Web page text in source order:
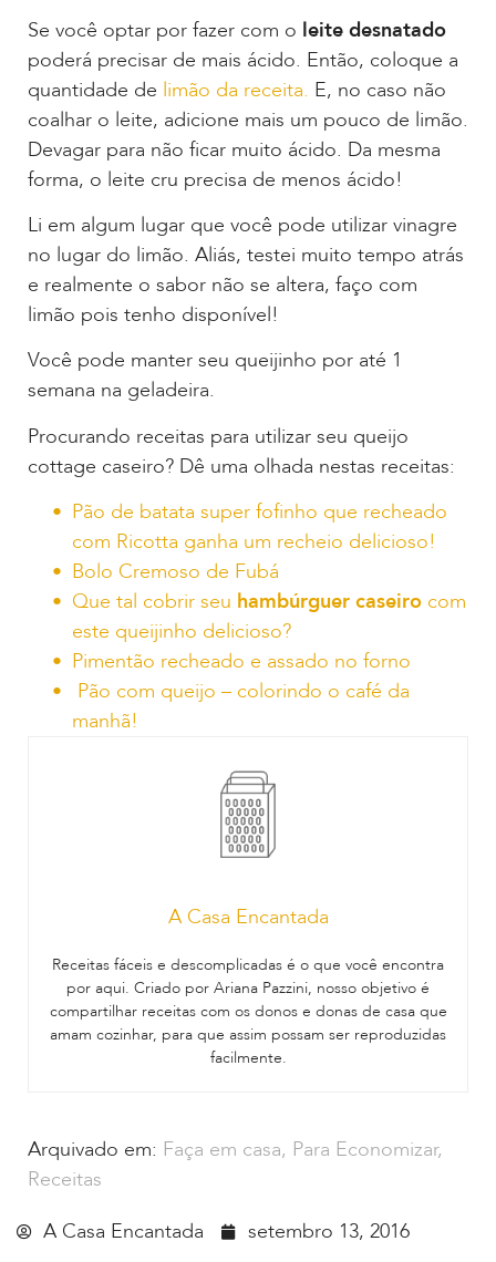
Se você optar por fazer com o leite desnatado
poderá precisar de mais ácido. Então, coloque a
quantidade de limão da receita. E, no caso não
coalhar o leite, adicione mais um pouco de limão.
Devagar para não ficar muito ácido. Da mesma
forma, o leite cru precisa de menos ácido!
Li em algum lugar que você pode utilizar vinagre
no lugar do limão. Aliás, testei muito tempo atrás
e realmente o sabor não se altera, faço com
limão pois tenho disponível!
Você pode manter seu queijinho por até 1
semana na geladeira.
Procurando receitas para utilizar seu queijo
cottage caseiro? Dê uma olhada nestas receitas:
Pão de batata super fofinho que recheado
com Ricotta ganha um recheio delicioso!
Bolo Cremoso de Fubá
Que tal cobrir seu hambúrguer caseiro com
este queijinho delicioso?
Pimentão recheado e assado no forno
Pão com queijo – colorindo o café da
manhã!
A Casa Encantada
Receitas fáceis e descomplicadas é o que você encontra
por aqui. Criado por Ariana Pazzini, nosso objetivo é
compartilhar receitas com os donos e donas de casa que
amam cozinhar, para que assim possam ser reproduzidas
facilmente.
Arquivado em: Faça em casa, Para Economizar,
Receitas
A Casa Encantada
setembro 13, 2016